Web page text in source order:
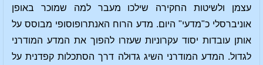
עצמן ולשיטות החקירה שילכו מעבר למה שמוכר באופן
אוניברסלי כ"מדעי" היום. מדע הרוח האנתרופוסופי מבוסס על
אותן עובדות יסוד עקרוניות שעזרו להפוך את המדע המודרני
לגדול. המדע המודרני השיג גדוּלה דרך הסתכלות קפדנית על